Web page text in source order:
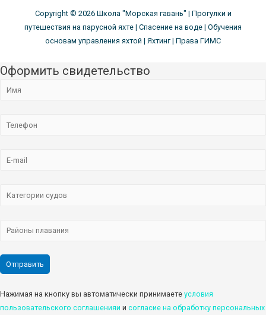
Copyright © 2026 Школа "Морская гавань" | Прогулки и
путешествия на парусной яхте | Спасение на воде | Обучения
основам управления яхтой | Яхтинг | Права ГИМС
Оформить свидетельство
Нажимая на кнопку вы автоматически принимаете условия
пользовательского соглашенияи и cогласие на обработку персональных